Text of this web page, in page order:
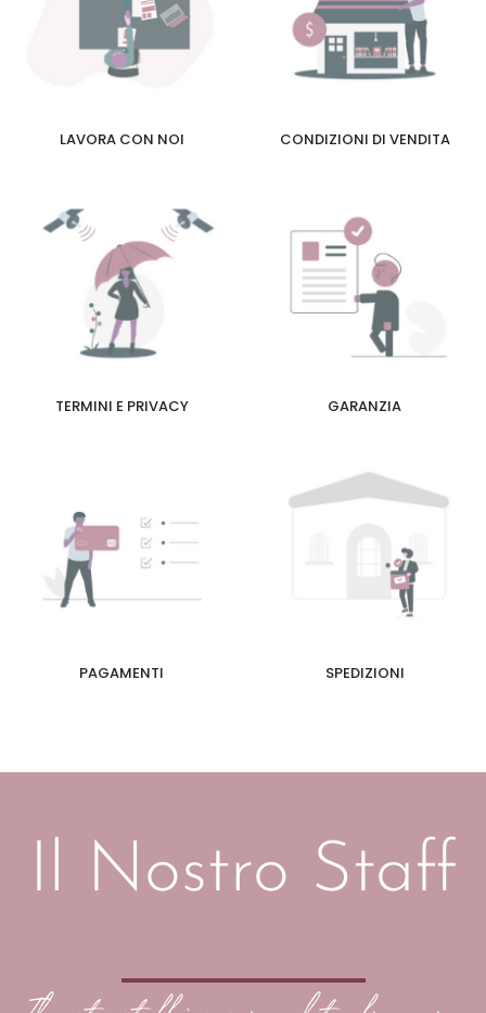
LAVORA CON NOI CONDIZIONI DI VENDITA
TERMINI E PRIVACY GARANZIA
PAGAMENTI SPEDIZIONI
Il Nostro Staff